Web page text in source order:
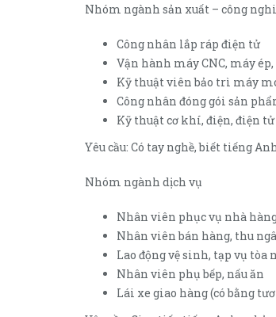
Nhóm ngành sản xuất – công
Công nhân lắp ráp điện tử
Vận hành máy CNC, máy
Kỹ thuật viên bảo trì máy
Công nhân đóng gói sản
Kỹ thuật cơ khí, điện, điện tử
Yêu cầu: Có tay nghề, biết tiếng
Nhóm ngành dịch vụ
Nhân viên phục vụ nhà
Nhân viên bán hàng, thu
Lao động vệ sinh, tạp vụ tòa
Nhân viên phụ bếp, nấu ăn
Lái xe giao hàng (có bằng